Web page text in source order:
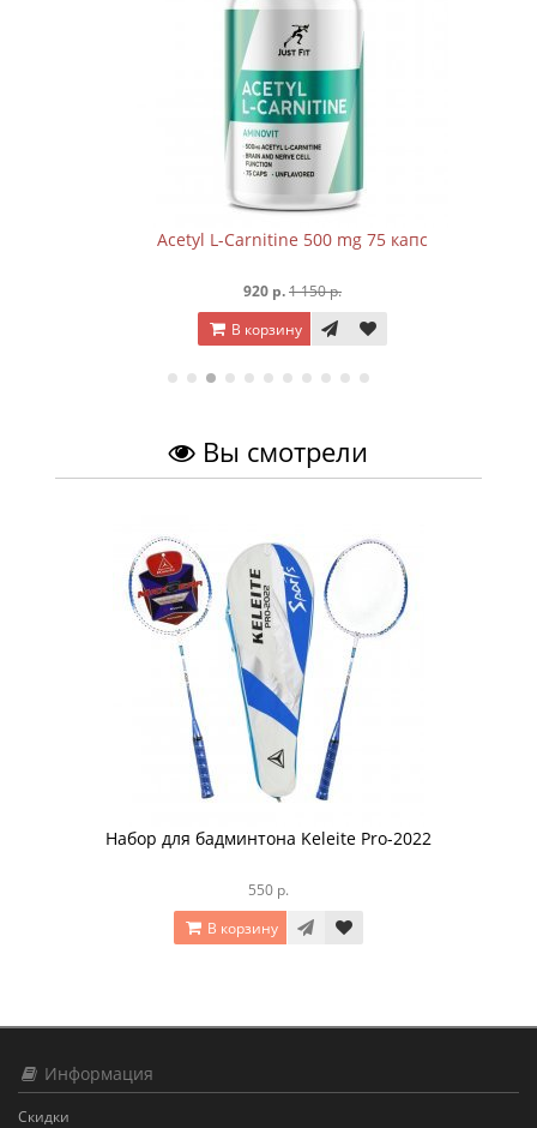
Acetyl L-Carnitine 500 mg 75 капc
920 р.1 150 р.
В корзину
Вы смотрели
Набор для бадминтона Keleite Pro-2022
550 р.
В корзину
Информация
Скидки